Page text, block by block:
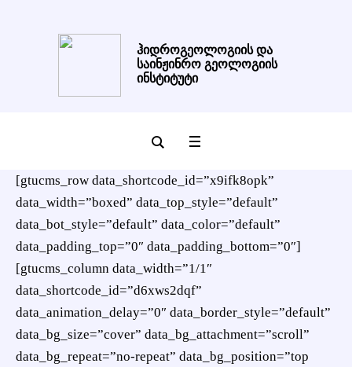
ჰიდროგეოლოგიის და
საინჟინრო გეოლოგიის
ინსტიტუტი
[gtucms_row data_shortcode_id=”x9ifk8opk”
data_width=”boxed” data_top_style=”default”
data_bot_style=”default” data_color=”default”
data_padding_top=”0″ data_padding_bottom=”0″]
[gtucms_column data_width=”1/1″
data_shortcode_id=”d6xws2dqf”
data_animation_delay=”0″ data_border_style=”default”
data_bg_size=”cover” data_bg_attachment=”scroll”
data_bg_repeat=”no-repeat” data_bg_position=”top